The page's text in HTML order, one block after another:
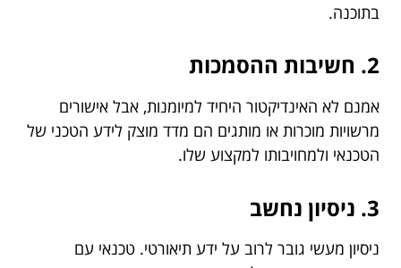
בתוכנה.
2. חשיבות ההסמכות
אמנם לא האינדיקטור היחיד למיומנות, אבל אישורים
מרשויות מוכרות או מותגים הם מדד מוצק לידע הטכני של
הטכנאי ולמחויבותו למקצוע שלו.
3. ניסיון נחשב
ניסיון מעשי גובר לרוב על ידע תיאורטי. טכנאי עם